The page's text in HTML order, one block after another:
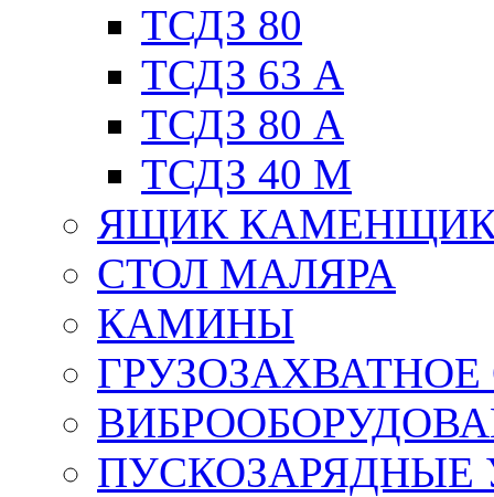
ТСДЗ 80
ТСДЗ 63 А
ТСДЗ 80 А
ТСДЗ 40 М
ЯЩИК
СТОЛ МАЛЯРА
КАМИНЫ
ПУСКОЗАРЯДНЫЕ